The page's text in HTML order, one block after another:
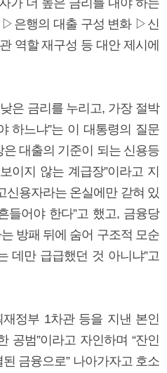
▷은행의 대출 구성 변화 ▷신
역할 재구성 등 대안 제시에
은 금리를 누리고, 가장 절박
하느냐”는 이 대통령의 질문
대출의 기준이 되는 신용등
이지 않는 계급장”이라고 지
신용자라는 온실에만 갇혀 있
들어야 한다”고 했고, 금융당
방패 뒤에 숨어 구조적 모순
데만 급급했던 것 아니냐”고
정부 1차관 등을 지낸 본인
공범”이라고 자인하며 “잔인
금융으로” 나아가자고 호소